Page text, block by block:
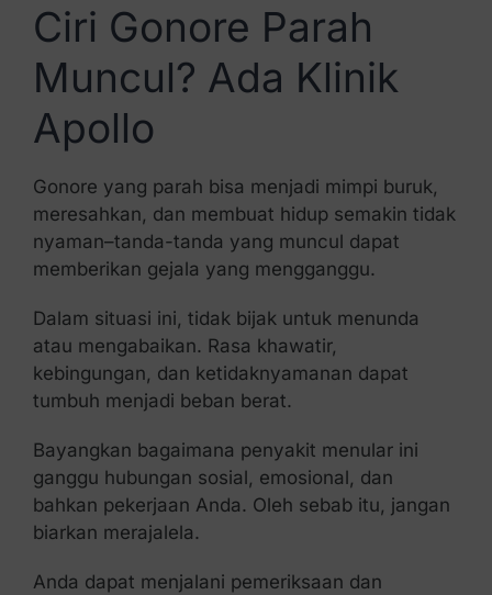
Ciri Gonore Parah
Muncul? Ada Klinik
Apollo
Gonore yang parah bisa menjadi mimpi buruk,
meresahkan, dan membuat hidup semakin tidak
nyaman–tanda-tanda yang muncul dapat
memberikan gejala yang mengganggu.
Dalam situasi ini, tidak bijak untuk menunda
atau mengabaikan. Rasa khawatir,
kebingungan, dan ketidaknyamanan dapat
tumbuh menjadi beban berat.
Bayangkan bagaimana penyakit menular ini
ganggu hubungan sosial, emosional, dan
bahkan pekerjaan Anda. Oleh sebab itu, jangan
biarkan merajalela.
Anda dapat menjalani pemeriksaan dan